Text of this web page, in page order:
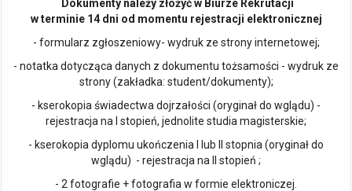
Dokumenty należy złożyć w Biurze Rekrutacji
w terminie 14 dni od momentu rejestracji elektronicznej
- formularz zgłoszeniowy- wydruk ze strony internetowej;
- notatka dotycząca danych z dokumentu tożsamości - wydruk ze
strony (zakładka: student/dokumenty);
- kserokopia świadectwa dojrzałości (oryginał do wglądu) -
rejestracja na I stopień, jednolite studia magisterskie;
- kserokopia dyplomu ukończenia I lub II stopnia (oryginał do
wglądu) - rejestracja na II stopień ;
- 2 fotografie + fotografia w formie elektroniczej.